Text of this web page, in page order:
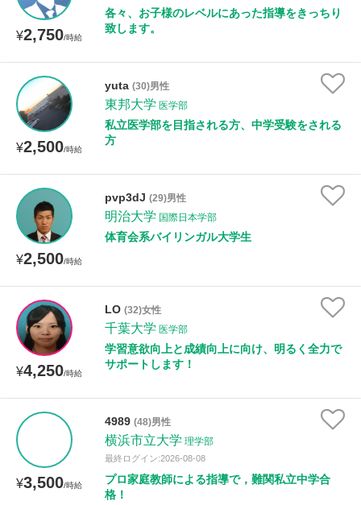
¥2,750/時給
各々、お子様のレベルにあった指導をきっちり
致します。
¥2,500/時給
yuta (30)男性
東邦大学 医学部
私立医学部を目指される方、中学受験をされる
方
¥2,500/時給
pvp3dJ (29)男性
明治大学 国際日本学部
体育会系バイリンガル大学生
¥4,250/時給
LO (32)女性
千葉大学 医学部
学習意欲向上と成績向上に向け、明るく全力で
サポートします！
¥3,500/時給
4989 (48)男性
横浜市立大学 理学部
最終ログイン:2026-08-08
プロ家庭教師による指導で，難関私立中学合
格！